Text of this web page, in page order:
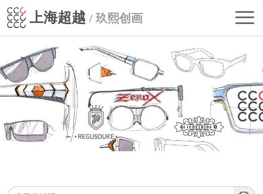
上海超越/ 玖熙创画
首
进
超
公
司
自主品牌
BRANDS
行